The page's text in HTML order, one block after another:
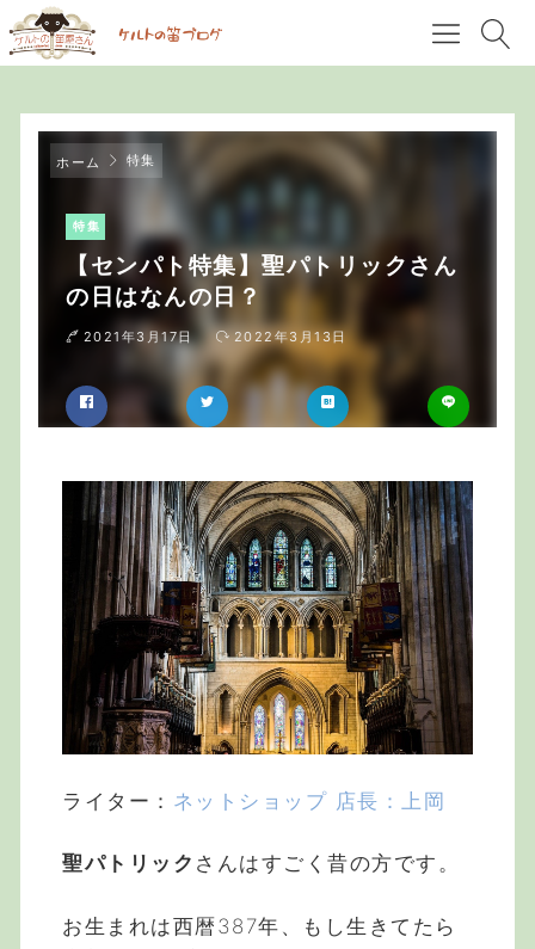
ホーム 特集
特集
【センパト特集】聖パトリックさん
の日はなんの日？
2021年3月17日 2022年3月13日
ライター： ネットショップ 店長：上岡
聖パトリック さんはすごく昔の方です。
お生まれは西暦387年、もし生きてたら